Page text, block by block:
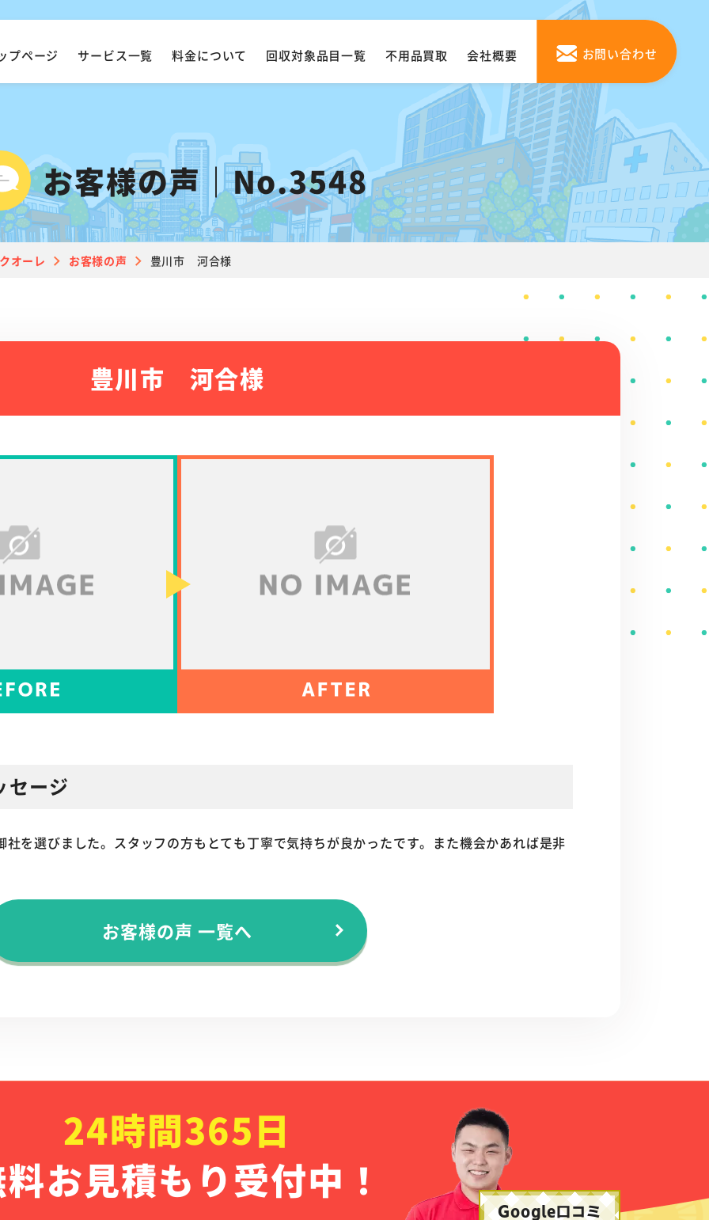
プページ サービス一覧 料金について 回収対象品目一覧 不用品買取 会社概要 お問い合わせ
お客様の声｜No.3548
オーレ お客様の声 豊川市 河合様
豊川市 河合様
セージ
を選びました。スタッフの方もとても丁寧で気持ちが良かったです。また機会かあれば是非
お客様の声 一覧へ
24時間365日
お見積もり受付中！
Google口コミ